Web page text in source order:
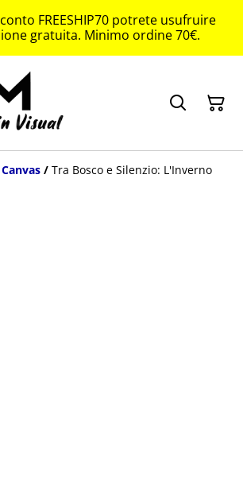
FREESHIP70 potrete usufruire
gratuita. Minimo ordine 70€.
Canvas / Tra Bosco e Silenzio: L'Inverno